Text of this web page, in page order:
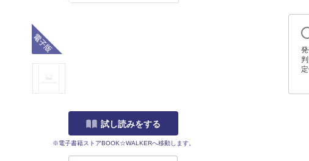
試し読みをする
※電子書籍ストアBOOK☆WALKERへ移動します。